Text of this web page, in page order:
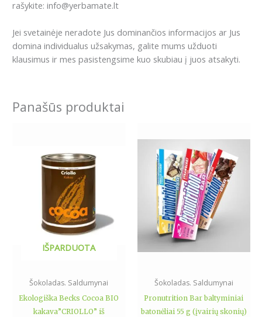
rašykite: info@yerbamate.lt
Jei svetainėje neradote Jus dominančios informacijos ar Jus
domina individualus užsakymas, galite mums užduoti
klausimus ir mes pasistengsime kuo skubiau į juos atsakyti.
Panašūs produktai
IŠPARDUOTA
Šokoladas. Saldumynai
Ekologiška Becks Cocoa BIO
kakava”CRIOLLO” iš
Šokoladas. Saldumynai
Pronutrition Bar baltyminiai
batonėliai 55 g (įvairių skonių)
range:
1.49€
through
15.99€
product
has
multiple
variants.
The
options
may
be
chosen
product
page